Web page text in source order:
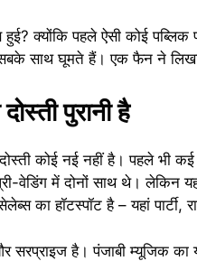
क्योंकि पहले ऐसी कोई
साथ घूमते हैं। एक फैन ने
पुरानी है
कोई नई नहीं है। पहले भी
वेडिंग में दोनों साथ थे। लेकिन
का हॉटस्पॉट है – यहां पार्टी,
सरप्राइज है। पंजाबी म्यूजिक